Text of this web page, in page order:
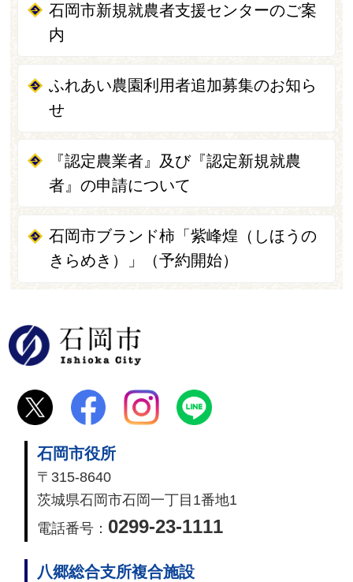
石岡市新規就農者支援センターのご案
内
ふれあい農園利用者追加募集のお知ら
せ
『認定農業者』及び『認定新規就農
者』の申請について
石岡市ブランド柿「紫峰煌（しほうの
きらめき）」（予約開始）
石岡市役所
〒315-8640
茨城県石岡市石岡一丁目1番地1
電話番号： 0299-23-1111
八郷総合支所複合施設